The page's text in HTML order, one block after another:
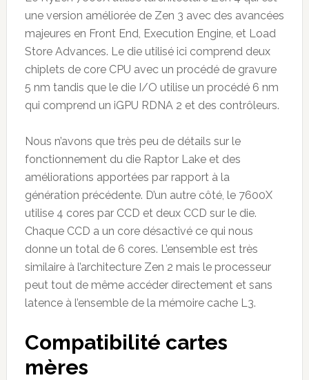
une version améliorée de Zen 3 avec des avancées
majeures en Front End, Execution Engine, et Load
Store Advances. Le die utilisé ici comprend deux
chiplets de core CPU avec un procédé de gravure
5 nm tandis que le die I/O utilise un procédé 6 nm
qui comprend un iGPU RDNA 2 et des contrôleurs.
Nous n’avons que très peu de détails sur le
fonctionnement du die Raptor Lake et des
améliorations apportées par rapport à la
génération précédente. D’un autre côté, le 7600X
utilise 4 cores par CCD et deux CCD sur le die.
Chaque CCD a un core désactivé ce qui nous
donne un total de 6 cores. L’ensemble est très
similaire à l’architecture Zen 2 mais le processeur
peut tout de même accéder directement et sans
latence à l’ensemble de la mémoire cache L3.
Compatibilité cartes
mères